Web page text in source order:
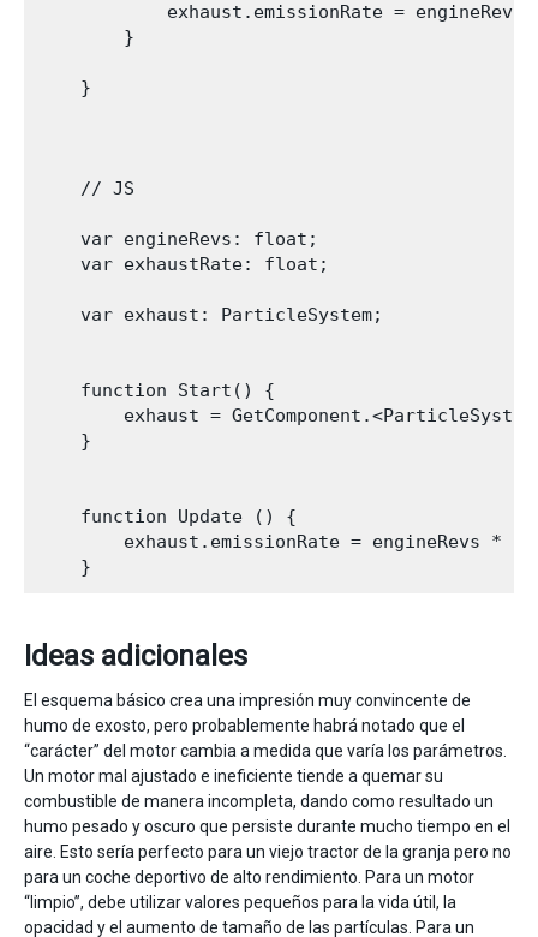
exhaust.emissionRate = engineRevs
        }
    }
    // JS
    var engineRevs: float;
    var exhaustRate: float;
    var exhaust: ParticleSystem;
    function Start() {
exhaust =
    }
    function Update () {
exhaust.emissionRate = engineRevs *
Ideas adicionales
El esquema básico crea una impresión muy convincente de
humo de exosto, pero probablemente habrá notado que el
“carácter” del motor cambia a medida que varía los parámetros.
Un motor mal ajustado e ineficiente tiende a quemar su
combustible de manera incompleta, dando como resultado un
humo pesado y oscuro que persiste durante mucho tiempo en el
aire. Esto sería perfecto para un viejo tractor de la granja pero no
para un coche deportivo de alto rendimiento. Para un motor
“limpio”, debe utilizar valores pequeños para la vida útil, la
opacidad y el aumento de tamaño de las partículas. Para un